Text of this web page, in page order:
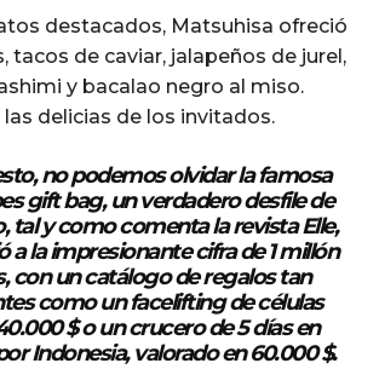
destacados, Matsuhisa ofreció
tacos de caviar, jalapeños de jurel,
y bacalao negro al miso.
delicias de los invitados.
no podemos olvidar la famosa
gift bag, un verdadero desfile de
tal y como comenta larevista Elle,
a la impresionante cifra de 1 millón
con un catálogo de regalos tan
como un facelifting de células
$ o un crucero de 5 días en
Indonesia, valorado en 60.000 $.